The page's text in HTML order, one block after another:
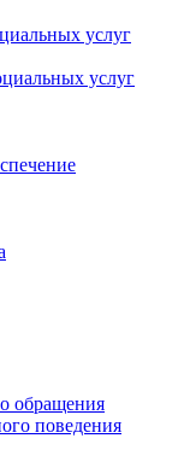
услуг
услуг
обращения
поведения